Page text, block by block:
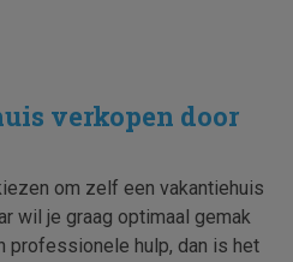
verkopen door
om zelf een vakantiehuis
wil je graag optimaal gemak
professionele hulp, dan is het